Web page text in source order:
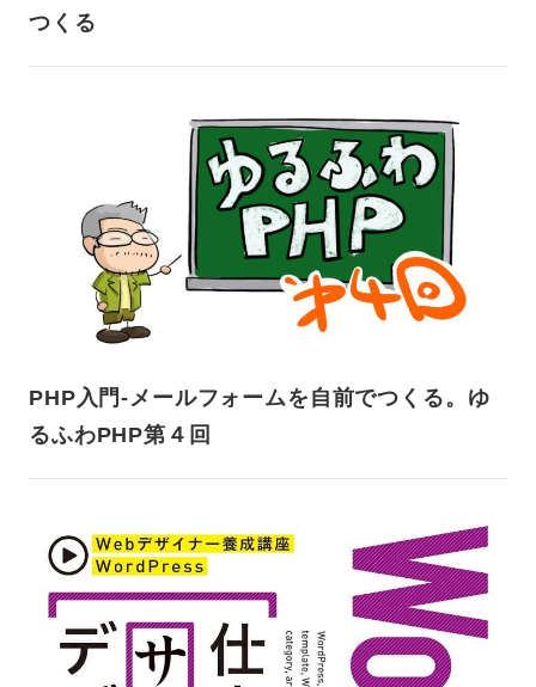
つくる
PHP入門-メールフォームを自前でつくる。ゆ
るふわPHP第４回